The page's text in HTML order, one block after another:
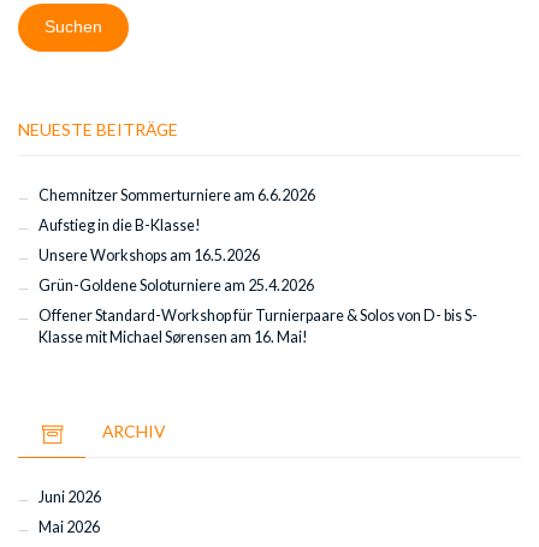
NEUESTE BEITRÄGE
Chemnitzer Sommerturniere am 6.6.2026
Aufstieg in die B-Klasse!
Unsere Workshops am 16.5.2026
Grün-Goldene Soloturniere am 25.4.2026
Offener Standard-Workshop für Turnierpaare & Solos von D- bis S-
Klasse mit Michael Sørensen am 16. Mai!
ARCHIV
Juni 2026
Mai 2026